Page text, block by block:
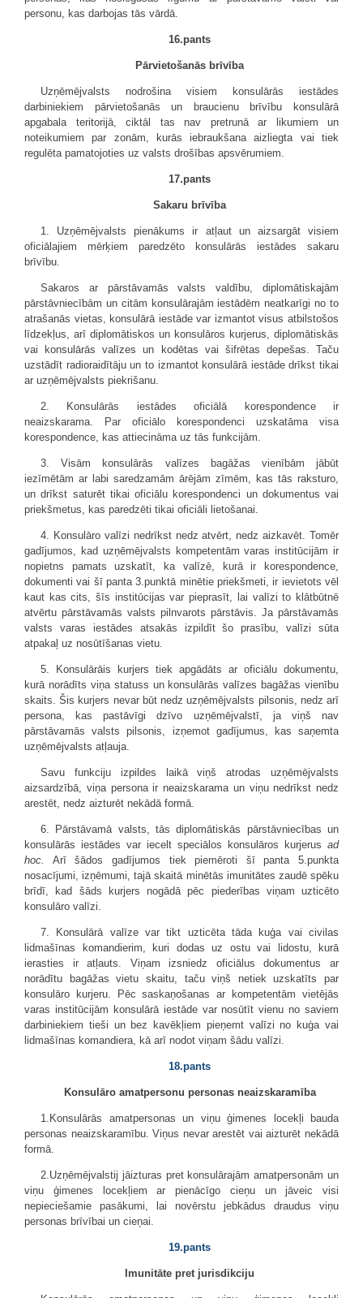
personu, kas darbojas tās vārdā.
16.pants
Pārvietošanās brīvība
Uzņēmējvalsts nodrošina visiem konsulārās iestādes
darbiniekiem pārvietošanās un braucienu brīvību konsulārā
apgabala teritorijā, ciktāl tas nav pretrunā ar likumiem un
noteikumiem par zonām, kurās iebraukšana aizliegta vai tiek
regulēta pamatojoties uz valsts drošības apsvērumiem.
17.pants
Sakaru brīvība
1. Uzņēmējvalsts pienākums ir atļaut un aizsargāt visiem
oficiālajiem mērķiem paredzēto konsulārās iestādes sakaru
brīvību.
Sakaros ar pārstāvamās valsts valdību, diplomātiskajām
pārstāvniecībām un citām konsulārajām iestādēm neatkarīgi no to
atrašanās vietas, konsulārā iestāde var izmantot visus atbilstošos
līdzekļus, arī diplomātiskos un konsulāros kurjerus, diplomātiskās
vai konsulārās valīzes un kodētas vai šifrētas depešas. Taču
uzstādīt radioraidītāju un to izmantot konsulārā iestāde drīkst tikai
ar uzņēmējvalsts piekrišanu.
2. Konsulārās iestādes oficiālā korespondence ir
neaizskarama. Par oficiālo korespondenci uzskatāma visa
korespondence, kas attiecināma uz tās funkcijām.
3. Visām konsulārās valīzes bagāžas vienībām jābūt
iezīmētām ar labi saredzamām ārējām zīmēm, kas tās raksturo,
un drīkst saturēt tikai oficiālu korespondenci un dokumentus vai
priekšmetus, kas paredzēti tikai oficiāli lietošanai.
4. Konsulāro valīzi nedrīkst nedz atvērt, nedz aizkavēt. Tomēr
gadījumos, kad uzņēmējvalsts kompetentām varas institūcijām ir
nopietns pamats uzskatīt, ka valīzē, kurā ir korespondence,
dokumenti vai šī panta 3.punktā minētie priekšmeti, ir ievietots vēl
kaut kas cits, šīs institūcijas var pieprasīt, lai valīzi to klātbūtnē
atvērtu pārstāvamās valsts pilnvarots pārstāvis. Ja pārstāvamās
valsts varas iestādes atsakās izpildīt šo prasību, valīzi sūta
atpakaļ uz nosūtīšanas vietu.
5. Konsulārāis kurjers tiek apgādāts ar oficiālu dokumentu,
kurā norādīts viņa statuss un konsulārās valīzes bagāžas vienību
skaits. Šis kurjers nevar būt nedz uzņēmējvalsts pilsonis, nedz arī
persona, kas pastāvīgi dzīvo uzņēmējvalstī, ja viņš nav
pārstāvamās valsts pilsonis, izņemot gadījumus, kas saņemta
uzņēmējvalsts atļauja.
Savu funkciju izpildes laikā viņš atrodas uzņēmējvalsts
aizsardzībā, viņa persona ir neaizskarama un viņu nedrīkst nedz
arestēt, nedz aizturēt nekādā formā.
6. Pārstāvamā valsts, tās diplomātiskās pārstāvniecības un
konsulārās iestādes var iecelt speciālos konsulāros kurjerus ad
hoc.
Arī šādos gadījumos tiek piemēroti šī panta 5.punkta
nosacījumi, izņēmumi, tajā skaitā minētās imunitātes zaudē spēku
brīdī, kad šāds kurjers nogādā pēc piederības viņam uzticēto
konsulāro valīzi.
7. Konsulārā valīze var tikt uzticēta tāda kuģa vai civilas
lidmašīnas komandierim, kuri dodas uz ostu vai lidostu, kurā
ierasties ir atļauts. Viņam izsniedz oficiālus dokumentus ar
norādītu bagāžas vietu skaitu, taču viņš netiek uzskatīts par
konsulāro kurjeru. Pēc saskaņošanas ar kompetentām vietējās
varas institūcijām konsulārā iestāde var nosūtīt vienu no saviem
darbiniekiem tieši un bez kavēkļiem pieņemt valīzi no kuģa vai
lidmašīnas komandiera, kā arī nodot viņam šādu valīzi.
18.pants
Konsulāro amatpersonu personas neaizskaramība
1.Konsulārās amatpersonas un viņu ģimenes locekļi bauda
personas neaizskaramību. Viņus nevar arestēt vai aizturēt nekādā
formā.
2.Uzņēmējvalstij jāizturas pret konsulārajām amatpersonām un
viņu ģimenes locekļiem ar pienācīgo cieņu un jāveic visi
nepieciešamie pasākumi, lai novērstu jebkādus draudus viņu
personas brīvībai un cieņai.
19.pants
Imunitāte pret jurisdikciju